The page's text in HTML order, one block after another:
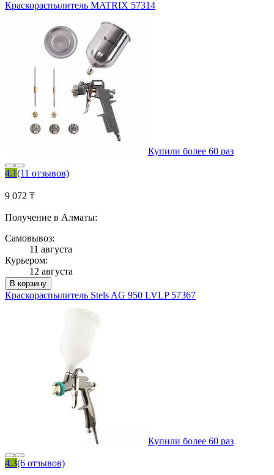
Краскораспылитель MATRIX 57314
Купили более 60 раз
4.1(11 отзывов)
9 072 ₸
Получение в Алматы:
Самовывоз:
11 августа
Курьером:
12 августа
В корзину
Краскораспылитель Stels AG 950 LVLP 57367
Купили более 60 раз
4.3(6 отзывов)